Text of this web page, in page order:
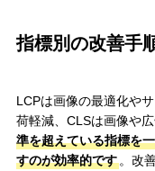
指標別の改善手
LCPは画像の最適化や
荷軽減、CLSは画像や
準を超えている指標を
すのが効率的です。改